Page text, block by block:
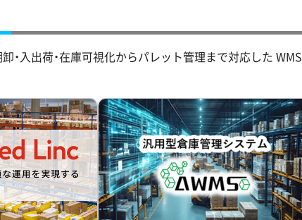
・入出荷・在庫可視化からパレット管理まで対応した